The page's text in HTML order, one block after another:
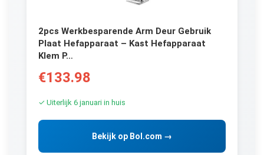
2pcs Werkbesparende Arm Deur Gebruik
Plaat Hefapparaat – Kast Hefapparaat
Klem P…
€133.98
✓ Uiterlijk 6 januari in huis
Bekijk op Bol.com →